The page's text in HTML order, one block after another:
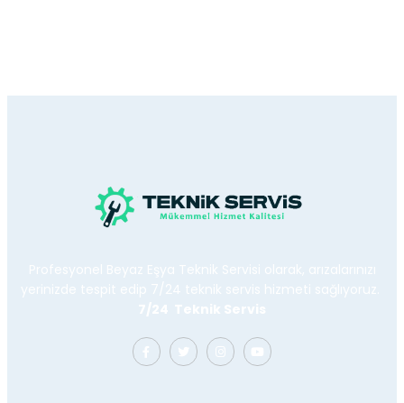
Profesyonel Beyaz Eşya Teknik Servisi olarak, arızalarınızı
yerinizde tespit edip 7/24 teknik servis hizmeti sağlıyoruz.
7/24 Teknik Servis